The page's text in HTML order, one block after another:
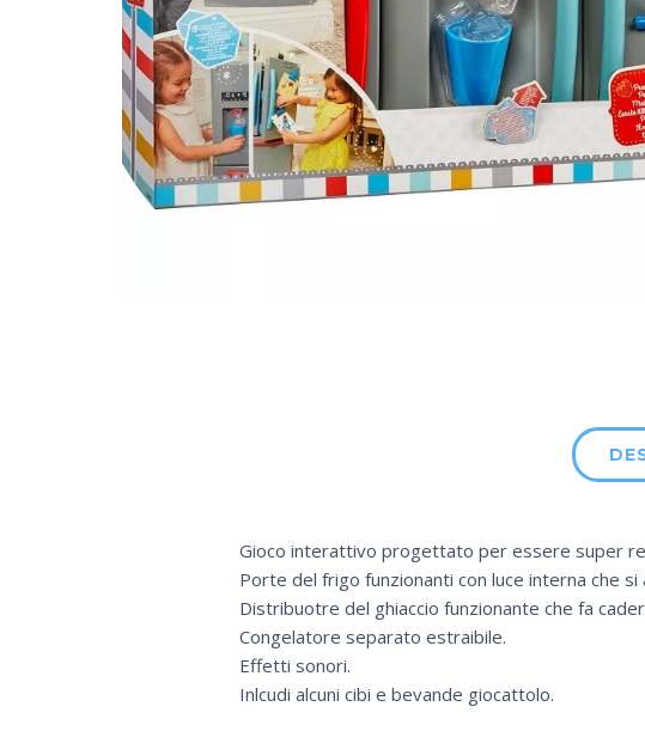
Gioco interattivo progettato per essere super
Porte del frigo funzionanti con luce interna che si
Distribuotre del ghiaccio funzionante che fa
Congelatore separato estraibile.
Effetti sonori.
Inlcudi alcuni cibi e bevande giocattolo.